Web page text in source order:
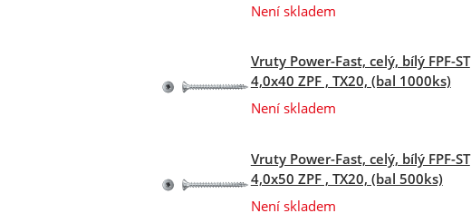
Není skladem
Vruty Power-Fast, celý, bílý FPF-ST
4,0x40 ZPF , TX20, (bal 1000ks)
Není skladem
Vruty Power-Fast, celý, bílý FPF-ST
4,0x50 ZPF , TX20, (bal 500ks)
Není skladem